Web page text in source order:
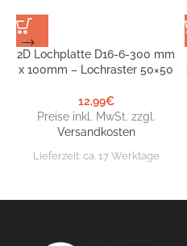
2D Lochplatte D16-6-300 mm
x 100mm – Lochraster 50×50
12,99€
Preise inkl. MwSt. zzgl.
Versandkosten
Lieferzeit: ca. 17 Werktage